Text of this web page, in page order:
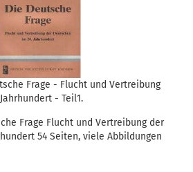
Frage - Flucht und Vertreibung
- Teil1.
Frage Flucht und Vertreibung der
54 Seiten, viele Abbildungen